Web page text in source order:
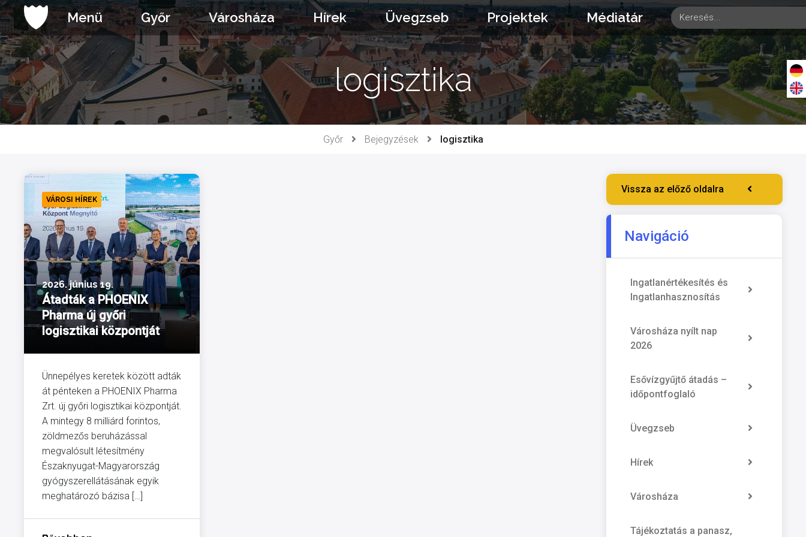
Ugrás
a
tartalomhoz
Menü Győr Városháza Hírek Üvegzseb Projektek Médiatár
logisztika
Győr Bejegyzések logisztika
VÁROSI HÍREK
2026. június 19.
Átadták a PHOENIX
Pharma új győri
logisztikai központját
Ünnepélyes keretek között adták
át pénteken a PHOENIX Pharma
Zrt. új győri logisztikai központját.
A mintegy 8 milliárd forintos,
zöldmezős beruházással
megvalósult létesítmény
Északnyugat-Magyarország
gyógyszerellátásának egyik
meghatározó bázisa […]
Vissza az előző oldalra
Navigáció
Ingatlanértékesítés és
Ingatlanhasznosítás
Városháza nyílt nap
2026
Esővízgyűjtő átadás –
időpontfoglaló
Üvegzseb
Hírek
Városháza
Tájékoztatás a panasz,